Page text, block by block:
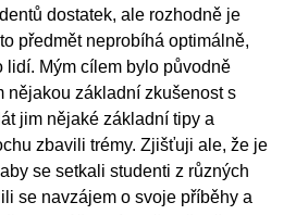
dostatek, ale rozhodně je
předmět neprobíhá optimálně,
lidí. Mým cílem bylo původně
nějakou základní zkušenost s
jim nějaké základní tipy a
zbavili trémy. Zjišťuji ale, že je
se setkali studenti z různých
se navzájem o svoje příběhy a